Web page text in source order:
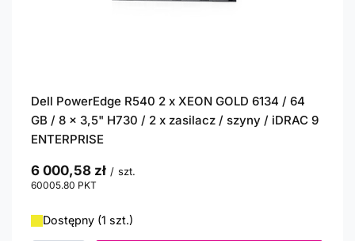
Dell PowerEdge R540 2 x XEON GOLD 6134 / 64
GB / 8 x 3,5" H730 / 2 x zasilacz / szyny / iDRAC 9
ENTERPRISE
6 000,58 zł / szt.
60005.80 PKT
Dostępny (1 szt.)